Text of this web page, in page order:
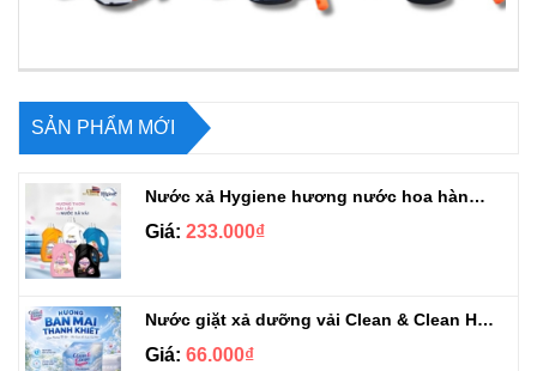
SẢN PHẨM MỚI
Nước xả Hygiene hương nước hoa hàng chuẩn Thái can 3L3
Giá: 233.000₫
Nước giặt xả dưỡng vải Clean & Clean Hương Ban Mai 3.2kg
Giá: 66.000₫